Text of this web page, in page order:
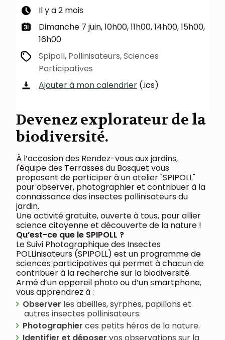
Il y a 2 mois
Dimanche 7 juin, 10h00, 11h00, 14h00, 15h00,
16h00
Spipoll, Pollinisateurs, Sciences
Participatives
Ajouter à mon calendrier (.ics)
Devenez explorateur de la
biodiversité.
À l’occasion des Rendez-vous aux jardins,
l'équipe des Terrasses du Bosquet vous
proposent de participer à un atelier "SPIPOLL"
pour observer, photographier et contribuer à la
connaissance des insectes pollinisateurs du
jardin.
Une activité gratuite, ouverte à tous, pour allier
science citoyenne et découverte de la nature !
Qu’est-ce que le SPIPOLL ?
Le Suivi Photographique des Insectes
POLLinisateurs (SPIPOLL) est un programme de
sciences participatives qui permet à chacun de
contribuer à la recherche sur la biodiversité.
Armé d’un appareil photo ou d’un smartphone,
vous apprendrez à :
Observer les abeilles, syrphes, papillons et
autres insectes pollinisateurs.
Photographier ces petits héros de la nature.
Identifier et déposer vos observations sur la